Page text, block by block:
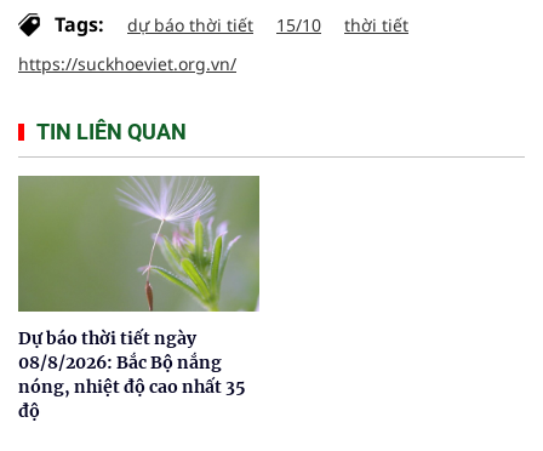
Tags: dự báo thời tiết 15/10
thời tiết
https://suckhoeviet.org.vn/
TIN LIÊN QUAN
Dự báo thời tiết ngày
08/8/2026: Bắc Bộ nắng
nóng, nhiệt độ cao nhất 35
độ